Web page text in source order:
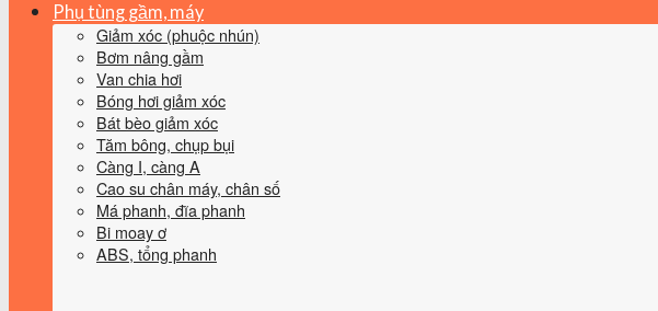
Phụ tùng gầm, máy
Giảm xóc (phuộc nhún)
Bơm nâng gầm
Van chia hơi
Bóng hơi giảm xóc
Bát bèo giảm xóc
Tăm bông, chụp bụi
Càng I, càng A
Cao su chân máy, chân số
Má phanh, đĩa phanh
Bi moay ơ
ABS, tổng phanh